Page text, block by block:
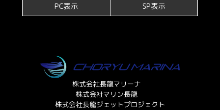
PC表示 SP表示
株式会社長龍マリーナ
株式会社マリン長龍
株式会社長龍ジェットプロジェクト